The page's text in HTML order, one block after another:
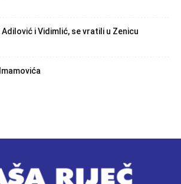
i Vidimlić, se vratili u Zenicu